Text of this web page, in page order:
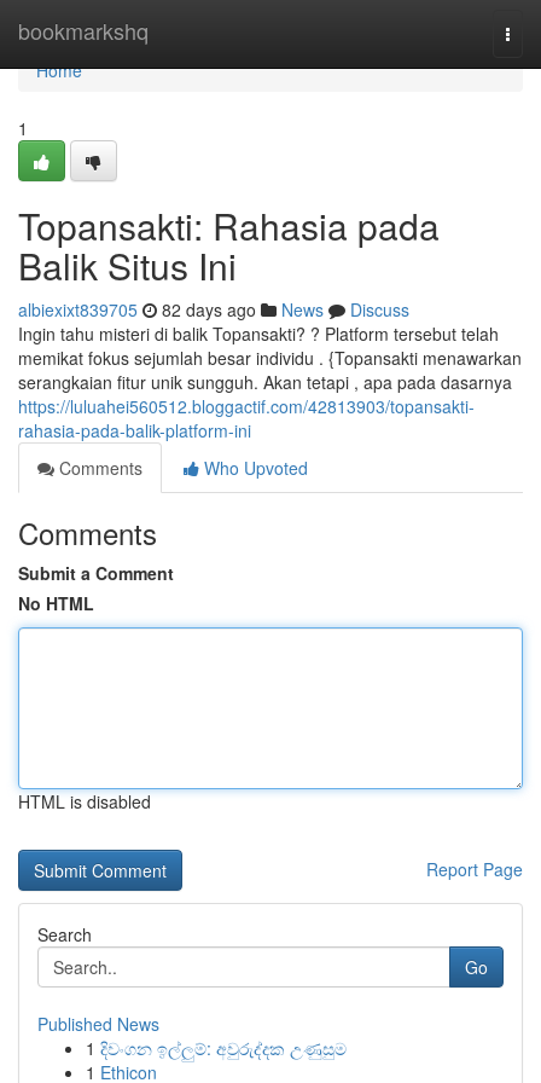
bookmarkshq
Home
Home
1
Topansakti: Rahasia pada
Balik Situs Ini
albiexixt839705 82 days ago News
Discuss
Ingin tahu misteri di balik Topansakti? ? Platform tersebut telah
memikat fokus sejumlah besar individu . {Topansakti menawarkan
serangkaian fitur unik sungguh. Akan tetapi , apa pada dasarnya
https://luluahei560512.bloggactif.com/42813903/topansakti-
rahasia-pada-balik-platform-ini
Comments
Who Upvoted
Comments
Submit a Comment
No HTML
HTML is disabled
Report Page
Search
Go
Published News
1 දිවංගන ඉල්ලුම්: අවුරුද්දක උණුසුම
1 Ethicon